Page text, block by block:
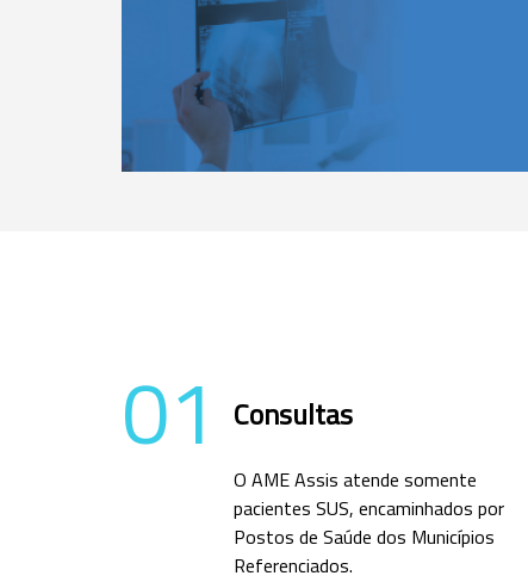
01 Consultas
O AME Assis atende somente
pacientes SUS, encaminhados por
Postos de Saúde dos Municípios
Referenciados.